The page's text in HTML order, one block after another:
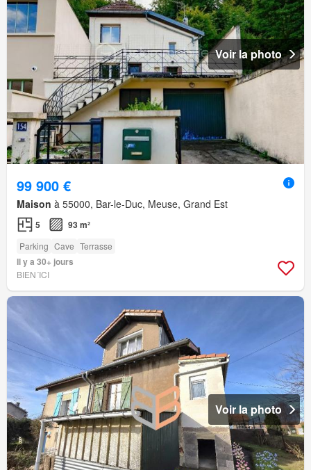
Voir la photo
99 900 €
Maison à 55000, Bar-le-Duc, Meuse, Grand Est
5 93 m²
Parking Cave Terrasse
Il y a 30+ jours
BIEN´ICI
Voir la photo